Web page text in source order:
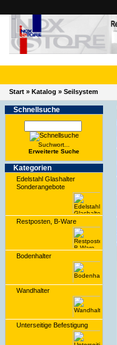
Start » Katalog » Seilsystem
Schnell­suche
Suchwort...
Erwei­terte Suche
Kate­gorien
Edelstahl Glashalter
Sonderangebote
Restposten, B-Ware
Bodenhalter
Wandhalter
Unterseitige Befestigung